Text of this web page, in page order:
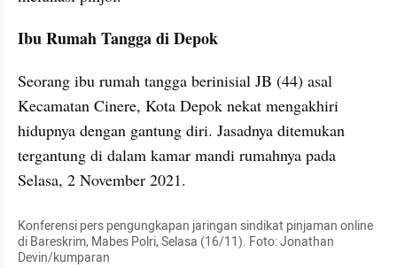
Ibu Rumah Tangga di Depok
Seorang ibu rumah tangga berinisial JB (44) asal
Kecamatan Cinere, Kota Depok nekat mengakhiri
hidupnya dengan gantung diri. Jasadnya ditemukan
tergantung di dalam kamar mandi rumahnya pada
Selasa, 2 November 2021.
Konferensi pers pengungkapan jaringan sindikat pinjaman online
di Bareskrim, Mabes Polri, Selasa (16/11). Foto: Jonathan
Devin/kumparan